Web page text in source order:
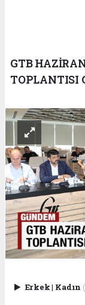
GTB
TOPLANTISI
Erkek| Kadın